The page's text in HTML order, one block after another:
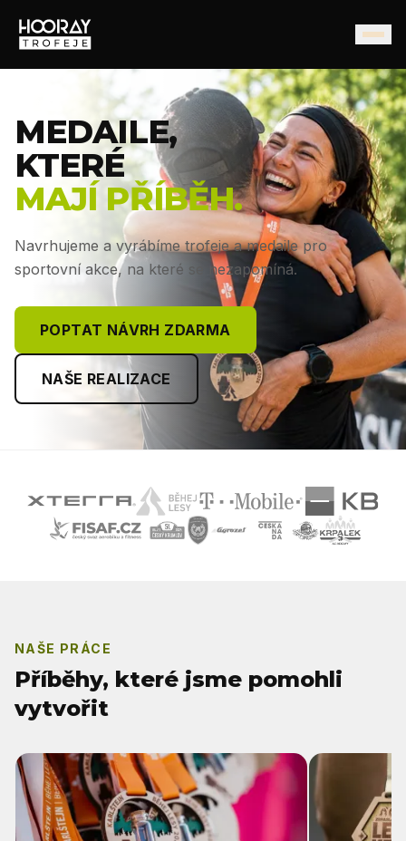
MEDAILE,
KTERÉ
MAJÍ PŘÍBĚH.
Navrhujeme a vyrábíme trofeje a medaile pro
sportovní akce, na které se nezapomíná.
POPTAT NÁVRH ZDARMA
NAŠE REALIZACE
NAŠE PRÁCE
Příběhy, které jsme pomohli
vytvořit